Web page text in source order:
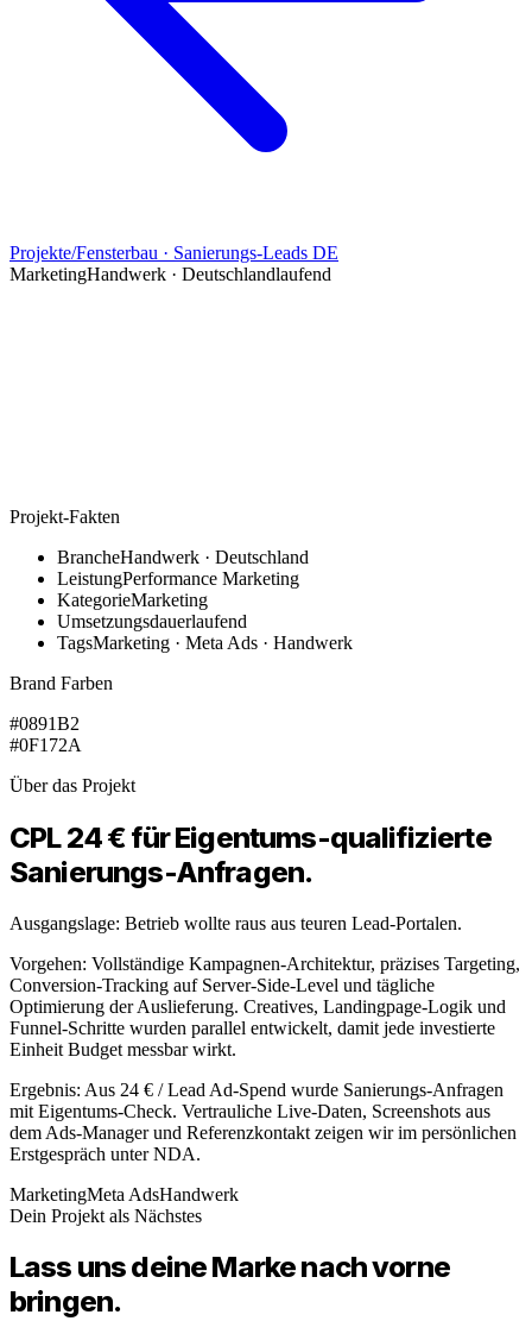
Projekte/Fensterbau · Sanierungs-Leads DE
MarketingHandwerk · Deutschlandlaufend
Projekt-Fakten
BrancheHandwerk · Deutschland
LeistungPerformance Marketing
KategorieMarketing
Umsetzungsdauerlaufend
TagsMarketing · Meta Ads · Handwerk
Brand Farben
#0891B2
#0F172A
Über das Projekt
CPL 24 € für Eigentums-qualifizierte
Sanierungs-Anfragen.
Ausgangslage: Betrieb wollte raus aus teuren Lead-Portalen.
Vorgehen: Vollständige Kampagnen-Architektur, präzises Targeting,
Conversion-Tracking auf Server-Side-Level und tägliche
Optimierung der Auslieferung. Creatives, Landingpage-Logik und
Funnel-Schritte wurden parallel entwickelt, damit jede investierte
Einheit Budget messbar wirkt.
Ergebnis: Aus 24 € / Lead Ad-Spend wurde Sanierungs-Anfragen
mit Eigentums-Check. Vertrauliche Live-Daten, Screenshots aus
dem Ads-Manager und Referenzkontakt zeigen wir im persönlichen
Erstgespräch unter NDA.
MarketingMeta AdsHandwerk
Dein Projekt als Nächstes
Lass uns deineMarkenach vorne
bringen.